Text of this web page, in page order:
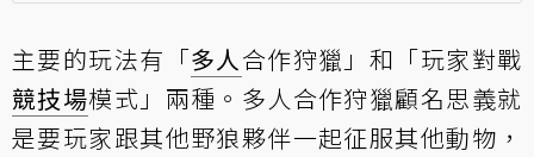
主要的玩法有「多人 合作狩獵」和「玩家對戰
競技場模式」兩種。多人合作狩獵顧名思義就
是要玩家跟其他野狼夥伴一起征服其他動物，